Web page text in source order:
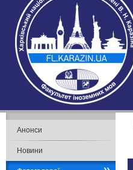
Анонси
Новини